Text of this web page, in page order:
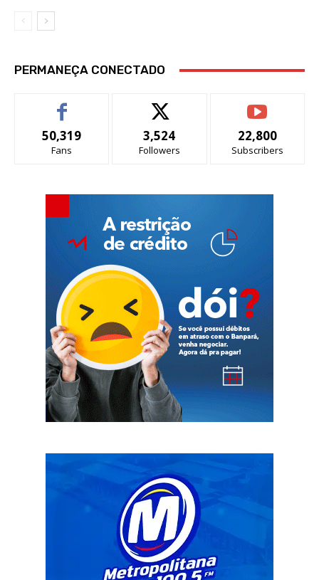
PERMANEÇA CONECTADO
50,319
Fans
3,524
Followers
22,800
Subscribers